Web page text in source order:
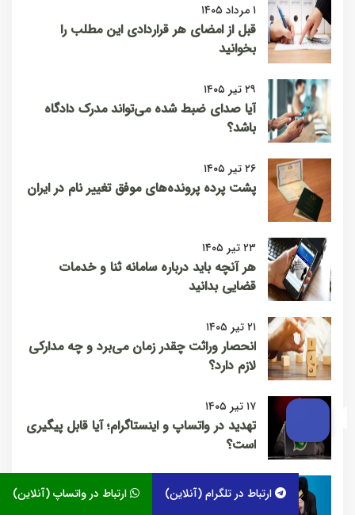
۱ مرداد ۱۴۰۵
قبل از امضای هر قراردادی این مطلب را
بخوانید
۲۹ تیر ۱۴۰۵
آیا صدای ضبط شده می‌تواند مدرک دادگاه
باشد؟
۲۶ تیر ۱۴۰۵
پشت پرده پرونده‌های موفق تغییر نام در ایران
۲۳ تیر ۱۴۰۵
هر آنچه باید درباره سامانه ثنا و خدمات
قضایی بدانید
۲۱ تیر ۱۴۰۵
انحصار وراثت چقدر زمان می‌برد و چه مدارکی
لازم دارد؟
۱۷ تیر ۱۴۰۵
تهدید در واتساپ و اینستاگرام؛ آیا قابل پیگیری
است؟
۱۴ تیر ۱۴۰۵
کلاهبرداری اینترنتی؛ چگونه پول خود را پس
ارتباط در واتساپ (آنلاین) ارتباط در تلگرام (آنلاین)